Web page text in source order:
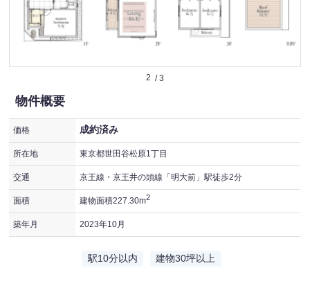
2
物件概要
価格 成約済み
所在地 東京都世田谷松原1丁目
交通 京王線・京王井の頭線「明大前」駅徒歩2分
面積 建物面積227.30m2
築年月 2023年10月
駅10分以内 建物30坪以上